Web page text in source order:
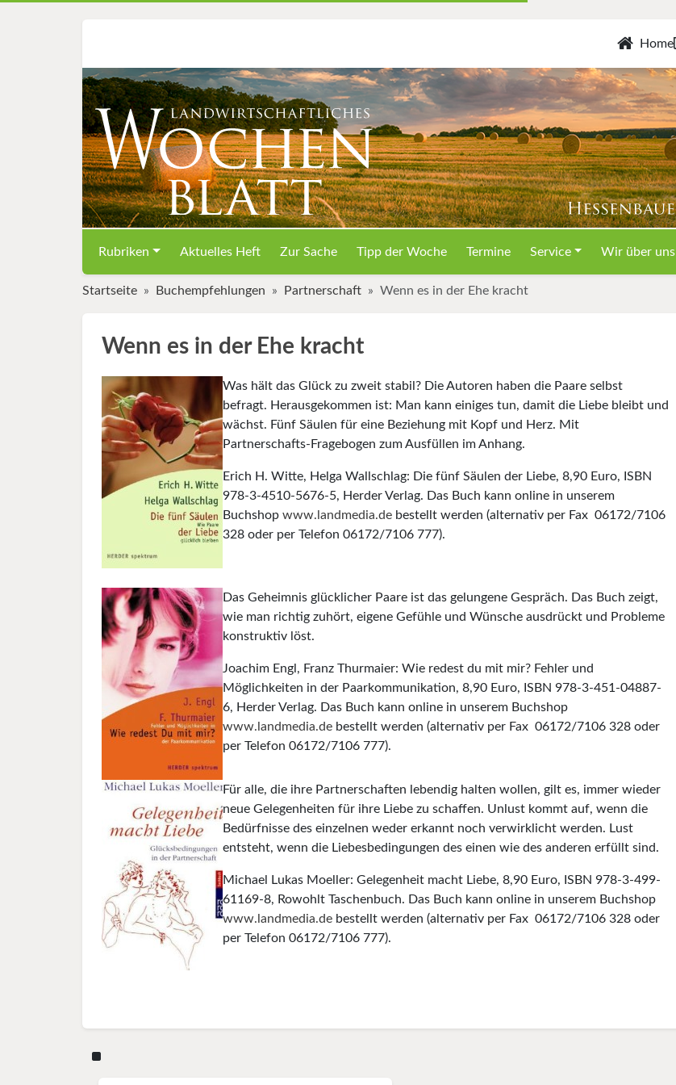
Home
Rubriken Aktuelles Heft Zur Sache Tipp der Woche Termine Service Wir über uns
Startseite Buchempfehlungen Partnerschaft Wenn es in der Ehe kracht
Wenn es in der Ehe kracht
Was hält das Glück zu zweit stabil? Die Autoren haben die Paare selbst
befragt. Herausgekommen ist: Man kann einiges tun, damit die Liebe bleibt und
wächst. Fünf Säulen für eine Beziehung mit Kopf und Herz. Mit
Partnerschafts-Fragebogen zum Ausfüllen im Anhang.
Erich H. Witte, Helga Wallschlag: Die fünf Säulen der Liebe, 8,90 Euro, ISBN
978-3-4510-5676-5, Herder Verlag. Das Buch kann online in unserem
Buchshop www.landmedia.de bestellt werden (alternativ per Fax 06172/7106
328 oder per Telefon 06172/7106 777).
Das Geheimnis glücklicher Paare ist das gelungene Gespräch. Das Buch zeigt,
wie man richtig zuhört, eigene Gefühle und Wünsche ausdrückt und Probleme
konstruktiv löst.
Joachim Engl, Franz Thurmaier: Wie redest du mit mir? Fehler und
Möglichkeiten in der Paarkommunikation, 8,90 Euro, ISBN 978-3-451-04887-
6, Herder Verlag. Das Buch kann online in unserem Buchshop
www.landmedia.de bestellt werden (alternativ per Fax 06172/7106 328 oder
per Telefon 06172/7106 777).
Für alle, die ihre Partnerschaften lebendig halten wollen, gilt es, immer wieder
neue Gelegenheiten für ihre Liebe zu schaffen. Unlust kommt auf, wenn die
Bedürfnisse des einzelnen weder erkannt noch verwirk­licht werden. Lust
entsteht, wenn die Liebesbedingun­gen des einen wie des anderen erfüllt sind.
Michael Lukas Moeller: Gelegenheit macht Liebe, 8,90 Euro, ISBN 978-3-499-
61169-8, Rowohlt Taschenbuch. Das Buch kann online in unserem Buchshop
www.landmedia.de bestellt werden (alternativ per Fax 06172/7106 328 oder
per Telefon 06172/7106 777).